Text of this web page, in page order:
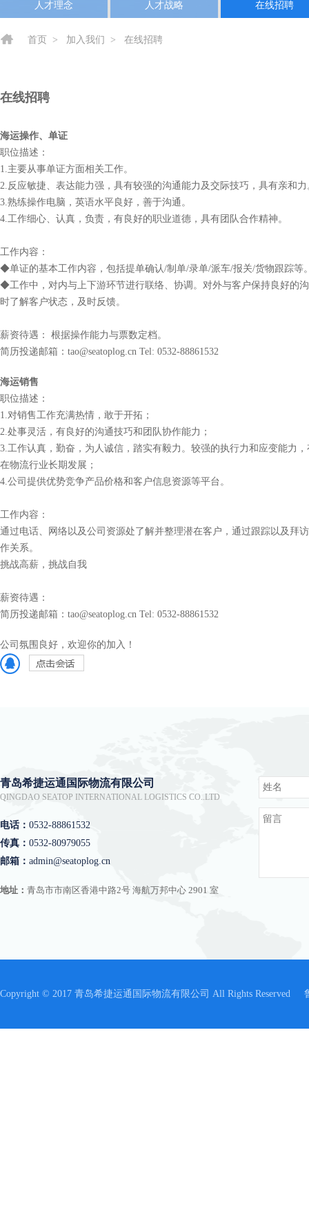
人才理念 人才战略 在线招聘
首页 > 加入我们 > 在线招聘
在线招聘
海运操作、单证
职位描述：
1.主要从事单证方面相关工作。
2.反应敏捷、表达能力强，具有较强的沟通能力及交际技巧，具有亲和
3.熟练操作电脑，英语水平良好，善于沟通。
4.工作细心、认真，负责，有良好的职业道德，具有团队合作精神。
工作内容：
◆单证的基本工作内容，包括提单确认/制单/录单/派车/报关/货物跟踪等
◆工作中，对内与上下游环节进行联络、协调。对外与客户保持良好的
时了解客户状态，及时反馈。
薪资待遇： 根据操作能力与票数定档。
简历投递邮箱：tao@seatoplog.cn Tel: 0532-88861532
海运销售
职位描述：
1.对销售工作充满热情，敢于开拓；
2.处事灵活，有良好的沟通技巧和团队协作能力；
3.工作认真，勤奋，为人诚信，踏实有毅力。较强的执行力和应变能力
在物流行业长期发展；
4.公司提供优势竞争产品价格和客户信息资源等平台。
工作内容：
通过电话、网络以及公司资源处了解并整理潜在客户，通过跟踪以及拜
作关系。
挑战高薪，挑战自我
薪资待遇：
简历投递邮箱：tao@seatoplog.cn Tel: 0532-88861532
公司氛围良好，欢迎你的加入！
青岛希捷运通国际物流有限公司
QINGDAO SEATOP INTERNATIONAL LOGISTICS CO..LTD
电话： 0532-88861532
传真： 0532-80979055
邮箱： admin@seatoplog.cn
地址： 青岛市市南区香港中路2号 海航万邦中心 2901 室
Copyright © 2017 青岛希捷运通国际物流有限公司 All Rights Reserved